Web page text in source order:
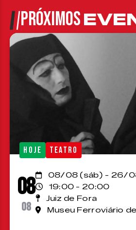
PRÓXIMOS
HOJE TEATRO
08
08
08/08 (sáb) - 26/
19:00 - 20:00
Juiz de Fora
Museu Ferroviário